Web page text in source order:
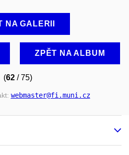
NA GALERII
ZPĚT NA ALBUM
(62 / 75)
webmaster@fi.muni.cz